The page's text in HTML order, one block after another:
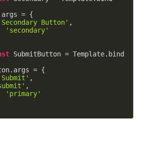
= {
Button' ,
'secondary'
SubmitButton = Template.bind
= {
,
,
'primary'